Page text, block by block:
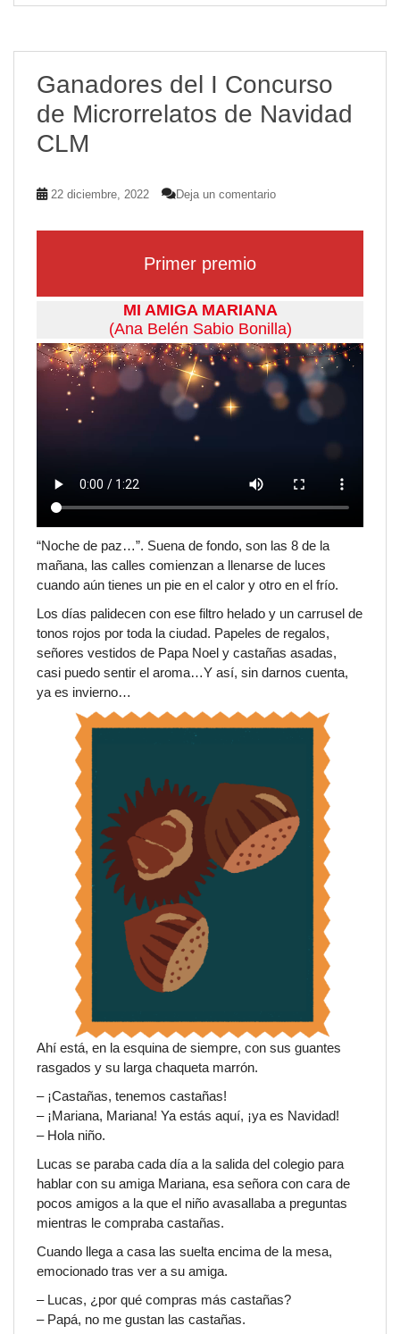
o
k
A
p
e
r
s
t
Ganadores del I Concurso
de Microrrelatos de Navidad
CLM
22 diciembre, 2022 Deja un comentario
Primer premio
MI AMIGA MARIANA
(Ana Belén Sabio Bonilla)
“Noche de paz…”. Suena de fondo, son las 8 de la
mañana, las calles comienzan a llenarse de luces
cuando aún tienes un pie en el calor y otro en el frío.
Los días palidecen con ese filtro helado y un carrusel de
tonos rojos por toda la ciudad. Papeles de regalos,
señores vestidos de Papa Noel y castañas asadas,
casi puedo sentir el aroma…Y así, sin darnos cuenta,
ya es invierno…
Ahí está, en la esquina de siempre, con sus guantes
rasgados y su larga chaqueta marrón.
– ¡Castañas, tenemos castañas!
– ¡Mariana, Mariana! Ya estás aquí, ¡ya es Navidad!
– Hola niño.
Lucas se paraba cada día a la salida del colegio para
hablar con su amiga Mariana, esa señora con cara de
pocos amigos a la que el niño avasallaba a preguntas
mientras le compraba castañas.
Cuando llega a casa las suelta encima de la mesa,
emocionado tras ver a su amiga.
– Lucas, ¿por qué compras más castañas?
– Papá, no me gustan las castañas.